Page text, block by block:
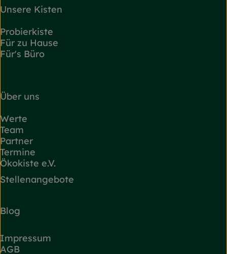
Unsere Kisten
Probierkiste
Für zu Hause
Für's Büro
Über uns
Werte
Team
Partner
Termine
Ökokiste e.V.
Stellenangebote
Blog
Impressum
AGB